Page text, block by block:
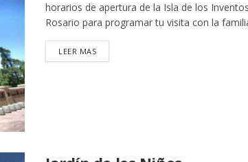
horarios de apertura de la Isla de los
Rosario para programar tu visita con la
LEER MASDETAILS